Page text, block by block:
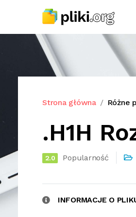
Strona główna Różne
.H1H
2.0 Popularność
INFORMACJE O